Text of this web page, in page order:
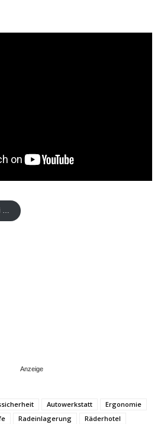
…
Autowerkstatt
Ergonomie
Radeinlagerung
Räderhotel